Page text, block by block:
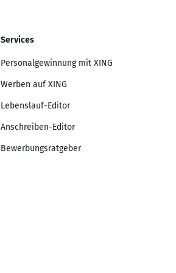
Services
Personalgewinnung mit XING
Werben auf XING
Lebenslauf-Editor
Anschreiben-Editor
Bewerbungsratgeber